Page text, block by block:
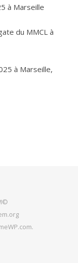
à Marseille
du MMCL à
à Marseille,
.